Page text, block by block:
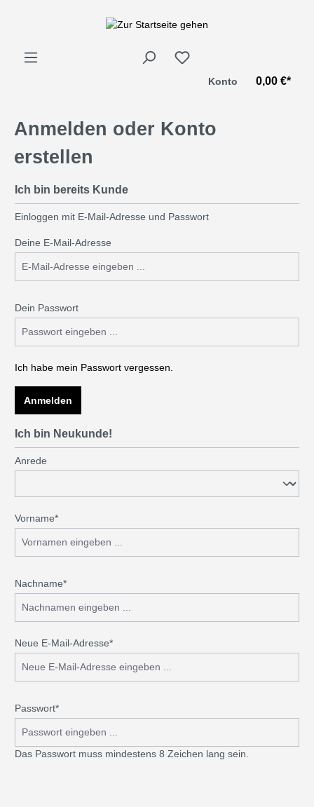
Konto 0,00 €*
Anmelden oder Konto
erstellen
Ich bin bereits Kunde
Einloggen mit E-Mail-Adresse und Passwort
Deine E-Mail-Adresse
Dein Passwort
Ich habe mein Passwort vergessen.
Anmelden
Ich bin Neukunde!
Persönliche Informationen
Anrede
Vorname*
Nachname*
Neue E-Mail-Adresse*
Passwort*
Das Passwort muss mindestens 8 Zeichen lang sein.